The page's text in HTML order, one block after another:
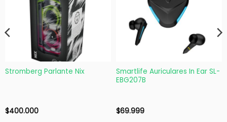
Stromberg Parlante Nix
$400.000
Smartlife Auriculares In Ear SL-
EBG207B
$69.999